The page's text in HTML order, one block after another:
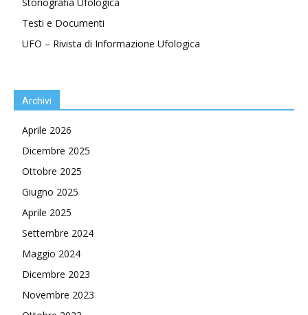
Testi e Documenti
UFO – Rivista di Informazione Ufologica
Archivi
Aprile 2026
Dicembre 2025
Ottobre 2025
Giugno 2025
Aprile 2025
Settembre 2024
Maggio 2024
Dicembre 2023
Novembre 2023